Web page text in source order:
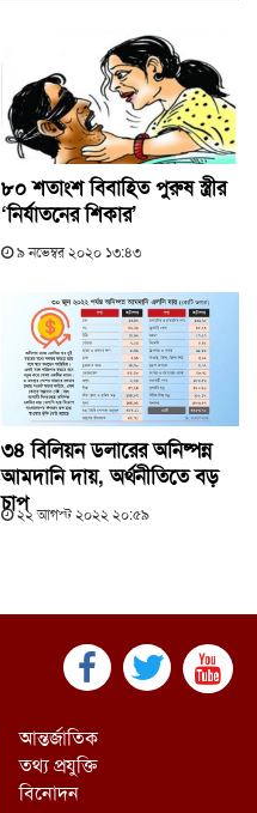
৮০ শতাংশ বিবাহিত পুরুষ স্ত্রীর
‘নির্যাতনের শিকার’
৯ নভেম্বর ২০২০ ১৩:৪৩
৩৪ বিলিয়ন ডলারের অনিষ্পন্ন
আমদানি দায়, অর্থনীতিতে বড়
চাপ২২ আগস্ট ২০২২ ২০:৫৯
আন্তর্জাতিক
তথ্য প্রযুক্তি
বিনোদন